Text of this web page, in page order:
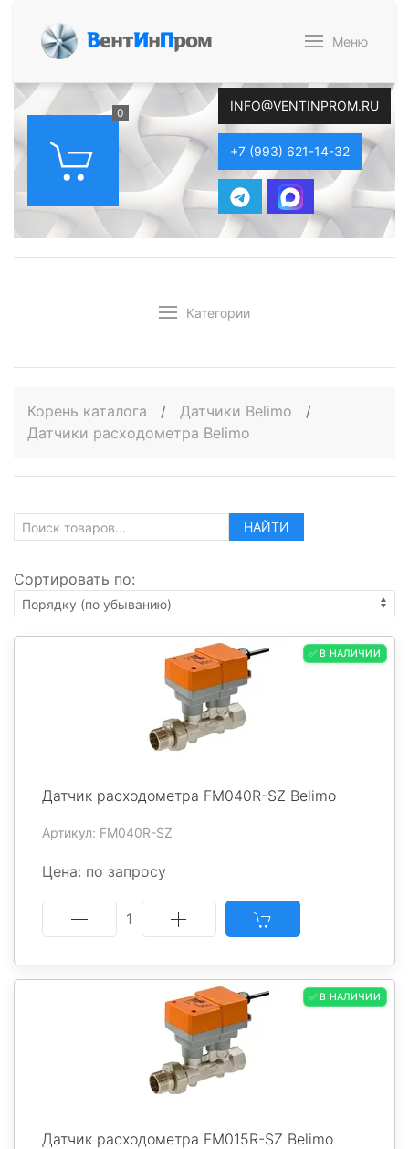
ВентИнПром Меню
0 INFO@VENTINPROM.RU
+7 (993) 621-14-32
Категории
Корень каталога / Датчики Belimo
/
Датчики расходометра Belimo
НАЙТИ
Сортировать по:
✅ В НАЛИЧИИ
Датчик расходометра FM040R-SZ Belimo
Артикул: FM040R-SZ
Цена: по запросу
1
✅ В НАЛИЧИИ
Датчик расходометра FM015R-SZ Belimo